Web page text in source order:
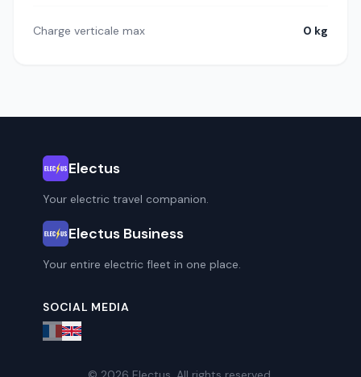
Charge verticale max 0 kg
Electus
Your electric travel companion.
Electus Business
Your entire electric fleet in one place.
SOCIAL MEDIA